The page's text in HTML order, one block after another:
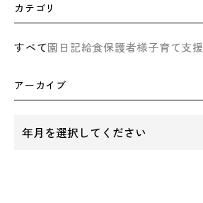
カテゴリ
すべて園日記給食保護者様子育て支援
アーカイブ